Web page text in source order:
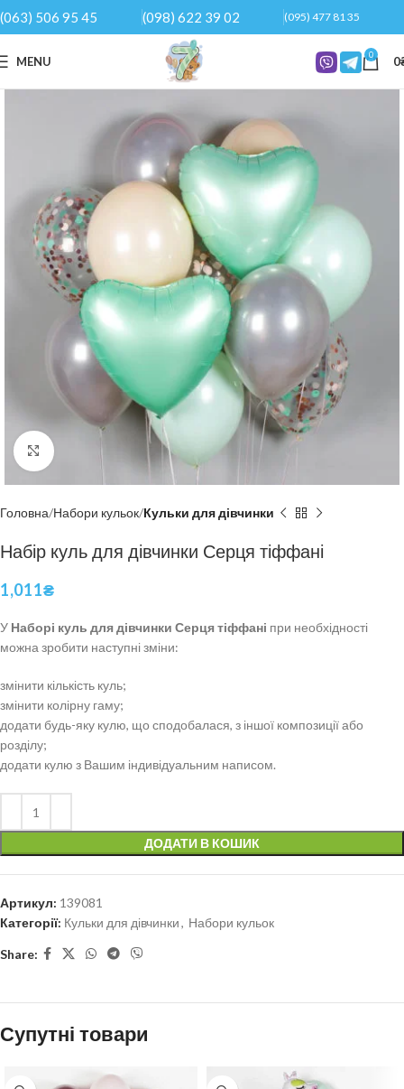
(063) 506 95 45 (098) 622 39 02 (095) 477 81 35
MENU 0 0
Click to enlarge
Головна Набори кульок Кульки для дівчинки
Набір куль для дівчинки Серця тіффані
1,011₴
У Наборі куль для дівчинки Серця тіффані при необхідності
можна зробити наступні зміни:
змінити кількість куль;
змінити колірну гаму;
додати будь-яку кулю, що сподобалася, з іншої композиції або
розділу;
додати кулю з Вашим індивідуальним написом.
ДОДАТИ В КОШИК
Артикул: 139081
Категорії: Кульки для дівчинки, Набори кульок
Share:
Супутні товари